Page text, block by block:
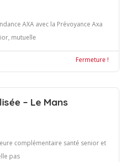
AXA avec la Prévoyance Axa
mutuelle
Fermeture !
– Le Mans
complémentaire santé senior et
pas